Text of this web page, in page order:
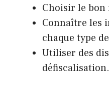
Choisir le bon
Connaître les
chaque type
Utiliser des
défiscalisation.